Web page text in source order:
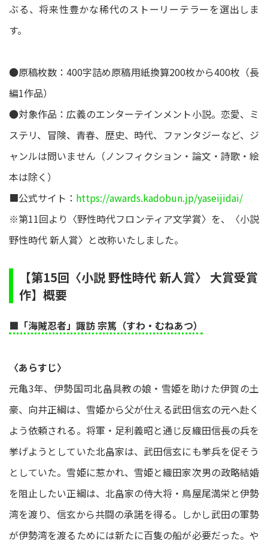
ぶる、将来性豊かな稀代のストーリーテラーを選出しま
す。
●原稿枚数：400字詰め原稿用紙換算200枚から400枚（長
編1作品）
●対象作品：広義のエンターテインメント小説。恋愛、ミ
ステリ、冒険、青春、歴史、時代、ファンタジーなど、ジ
ャンルは問いません（ノンフィクション・論文・詩歌・絵
本は除く）
■公式サイト： https://awards.kadobun.jp/yaseijidai/
※第11回より〈野性時代フロンティア文学賞〉を、〈小説
野性時代 新人賞〉と改称いたしました。
【第15回〈小説 野性時代 新人賞〉 大賞受賞
作】概要
■「海賊忍者」諏訪 宗篤（すわ・むねあつ）
〈あらすじ〉
元亀3年、伊勢国司北畠具教の娘・雪姫を助けた伊賀の土
豪、向井正綱は、雪姫から父が仕える武田信玄の元へ赴く
よう依頼される。将軍・足利義昭と通じ反織田信長の兵を
挙げようとしていた北畠家は、武田信玄にも挙兵を促そう
としていた。雪姫に惹かれ、雪姫と織田家次男の政略結婚
を阻止したい正綱は、北畠家の侍大将・鳥屋尾満栄と伊勢
湾を渡り、信玄から共闘の承諾を得る。しかし武田の軍勢
が伊勢湾を渡るためには新たに百隻の船が必要だった。や